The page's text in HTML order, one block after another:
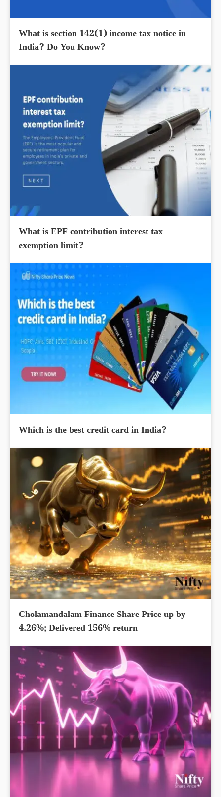
What is section 142(1) income tax notice in
India? Do You Know?
What is EPF contribution interest tax
exemption limit?
Which is the best credit card in India?
Cholamandalam Finance Share Price up by
4.26%; Delivered 156% return